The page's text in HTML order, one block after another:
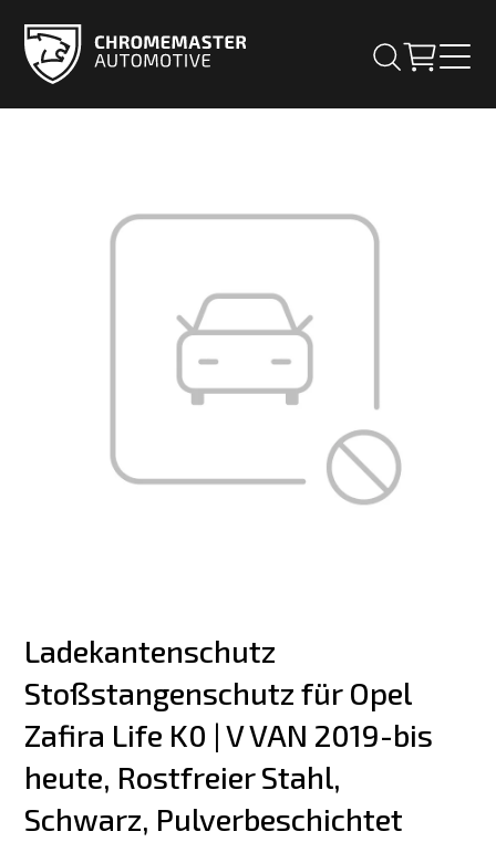
Ladekantenschutz
Stoßstangenschutz für Opel
Zafira Life K0 | V VAN 2019-bis
heute, Rostfreier Stahl,
Schwarz, Pulverbeschichtet